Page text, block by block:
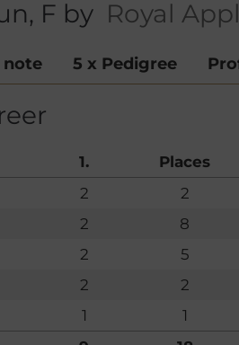
F by Royal
note 5 x Pedigree
1. Places
2 2
2 8
2 5
2 2
1 1